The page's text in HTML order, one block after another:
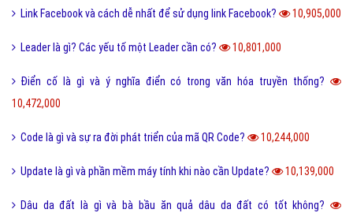
Link Facebook và cách dễ nhất để sử dụng link Facebook? 10,905,000
Leader là gì? Các yếu tố một Leader cần có? 10,801,000
Điển cố là gì và ý nghĩa điển có trong văn hóa truyền thống?
10,472,000
Code là gì và sự ra đời phát triển của mã QR Code? 10,244,000
Update là gì và phần mềm máy tính khi nào cần Update? 10,139,000
Dâu da đất là gì và bà bầu ăn quả dâu da đất có tốt không?